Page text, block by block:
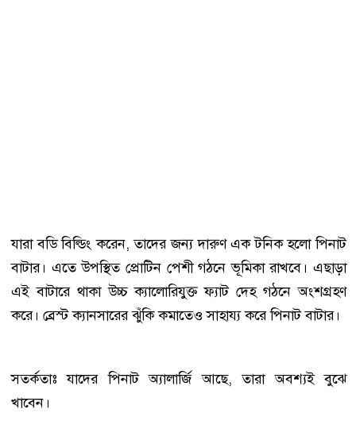
যারা বডি বিল্ডিং করেন, তাদের জন্য দারুণ এক টনিক হলো পিনাট
বাটার। এতে উপস্থিত প্রোটিন পেশী গঠনে ভূমিকা রাখবে। এছাড়া
এই বাটারে থাকা উচ্চ ক্যালোরিযুক্ত ফ্যাট দেহ গঠনে অংশগ্রহণ
করে। ব্রেস্ট ক্যানসারের ঝুঁকি কমাতেও সাহায্য করে পিনাট বাটার।
সতর্কতাঃ যাদের পিনাট অ্যালার্জি আছে, তারা অবশ্যই বুঝে
খাবেন।